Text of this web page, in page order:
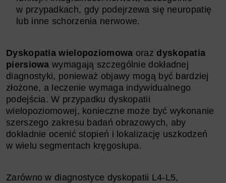
w przypadkach, gdy podejrzewa się neuropatię
lub inne schorzenia nerwowe.
Dyskopatia wielopoziomowa oraz dyskopatia
piersiowa wymagają szczególnie dokładnej
diagnostyki, ponieważ objawy mogą być bardziej
złożone, a leczenie wymaga indywidualnego
podejścia. W przypadku dyskopatii
wielopoziomowej, konieczne może być wykonanie
szerszego zakresu badań obrazowych, aby
dokładnie ocenić stopień i lokalizację uszkodzeń
w wielu segmentach kręgosłupa.
Zarówno w diagnostyce dyskopatii L4-L5,